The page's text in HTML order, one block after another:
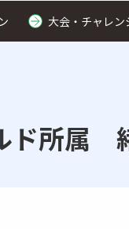
大会・チャレン
ド所属